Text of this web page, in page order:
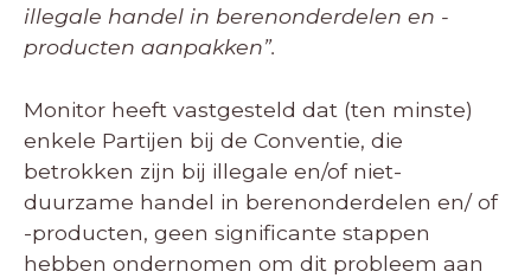
illegale handel in berenonderdelen en -
producten aanpakken”.
Monitor heeft vastgesteld dat (ten minste)
enkele Partijen bij de Conventie, die
betrokken zijn bij illegale en/of niet-
duurzame handel in berenonderdelen en/ of
-producten, geen significante stappen
hebben ondernomen om dit probleem aan